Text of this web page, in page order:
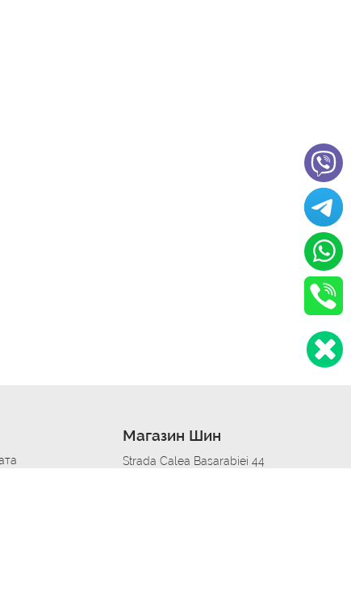
Магазин Шин
Strada Calea Basarabiei 44